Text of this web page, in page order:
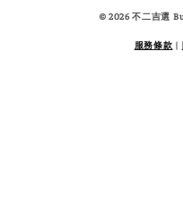
© 2026 不二吉選
服務條款 |